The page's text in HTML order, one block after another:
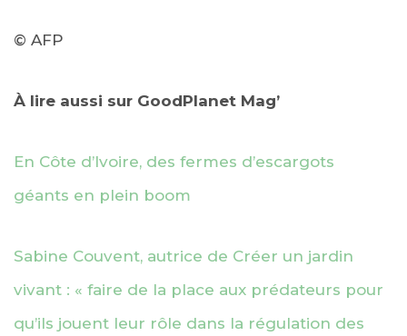
© AFP
À lire aussi sur GoodPlanet Mag’
En Côte d’Ivoire, des fermes d’escargots
géants en plein boom
Sabine Couvent, autrice de Créer un jardin
vivant : « faire de la place aux prédateurs pour
qu’ils jouent leur rôle dans la régulation des